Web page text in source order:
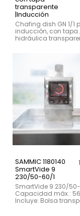
transparente
|Inducción
Chafing dish GN 1/1
inducción, con tapa
hidráulica
SAMMIC 1180140
SmartVide 9
230/50-60/1
SmartVide 9 230/
Capacidad máx.:
Incluye: Bolsa